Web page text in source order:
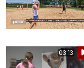
03:13